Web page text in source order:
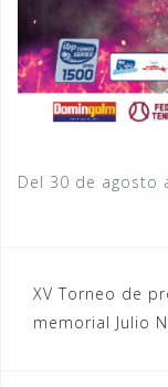
Del 30 de agosto
de
XV Torneo de
memorial Julio